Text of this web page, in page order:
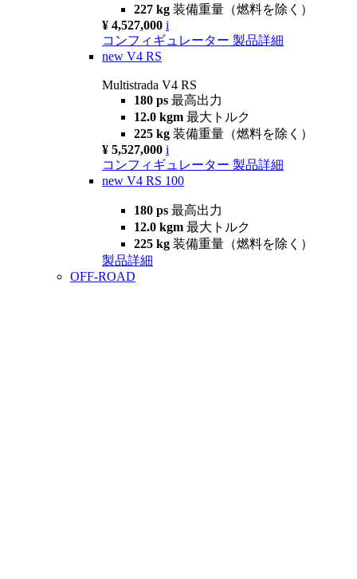
227 kg 装備重量（燃料を除く）
¥ 4,527,000 i
コンフィギュレーター 製品詳細
new V4 RS
Multistrada V4 RS
180 ps 最高出力
12.0 kgm 最大トルク
225 kg 装備重量（燃料を除く）
¥ 5,527,000 i
コンフィギュレーター 製品詳細
new V4 RS 100
180 ps 最高出力
12.0 kgm 最大トルク
225 kg 装備重量（燃料を除く）
製品詳細
OFF-ROAD